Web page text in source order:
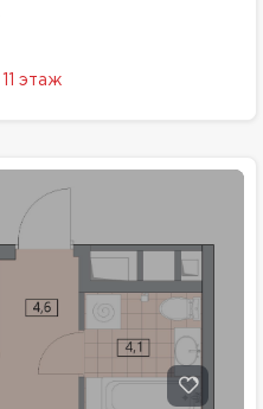
11 этаж